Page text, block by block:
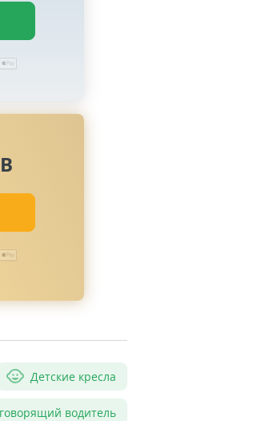
Детские кресла
водитель